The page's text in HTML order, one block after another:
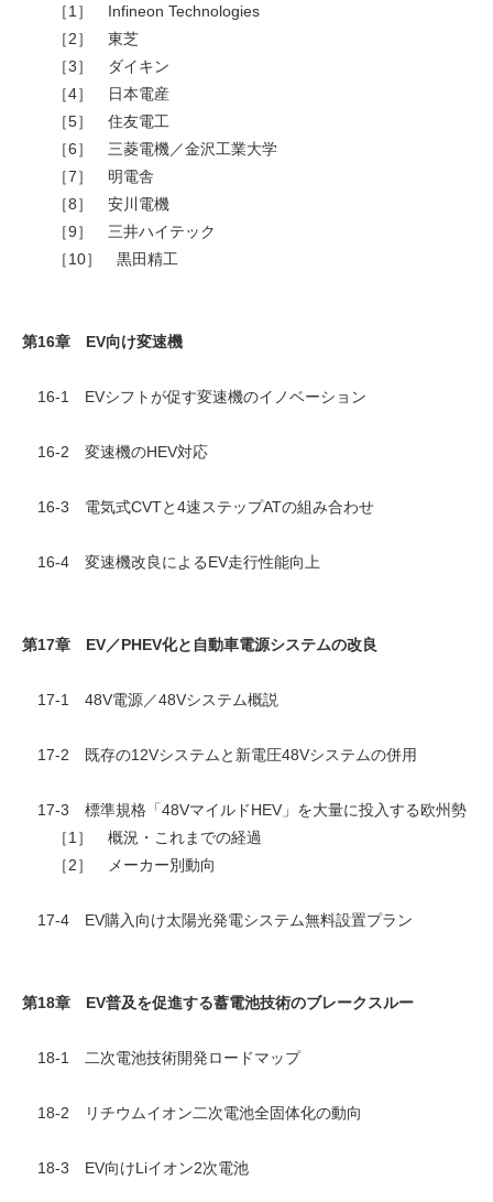
［1］ Infineon Technologies
［2］ 東芝
［3］ ダイキン
［4］ 日本電産
［5］ 住友電工
［6］ 三菱電機／金沢工業大学
［7］ 明電舎
［8］ 安川電機
［9］ 三井ハイテック
［10］ 黒田精工
第16章 EV向け変速機
16-1 EVシフトが促す変速機のイノベーション
16-2 変速機のHEV対応
16-3 電気式CVTと4速ステップATの組み合わせ
16-4 変速機改良によるEV走行性能向上
第17章 EV／PHEV化と自動車電源システムの改良
17-1 48V電源／48Vシステム概説
17-2 既存の12Vシステムと新電圧48Vシステムの併用
17-3 標準規格「48VマイルドHEV」を大量に投入する欧州勢
［1］ 概況・これまでの経過
［2］ メーカー別動向
17-4 EV購入向け太陽光発電システム無料設置プラン
第18章 EV普及を促進する蓄電池技術のブレークスルー
18-1 二次電池技術開発ロードマップ
18-2 リチウムイオン二次電池全固体化の動向
18-3 EV向けLiイオン2次電池